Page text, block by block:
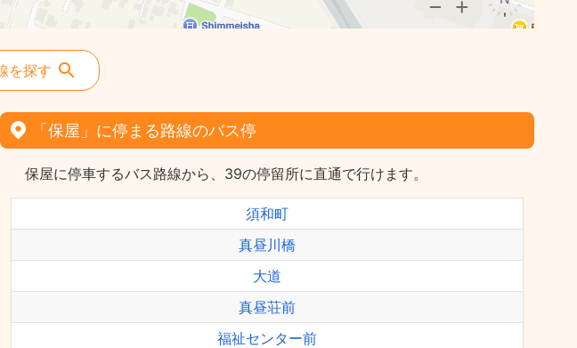
を探す
「保屋」に停まる路線のバス停
保屋に停車するバス路線から、39の停留所に直通で行けます。
須和町
真昼川橋
大道
真昼荘前
福祉センター前